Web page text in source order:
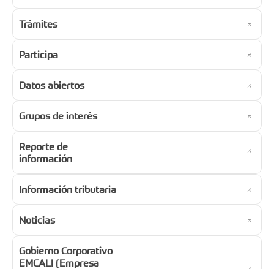
Trámites
Participa
Datos abiertos
Grupos de interés
Reporte de
información
Información tributaria
Noticias
Gobierno Corporativo
EMCALI (Empresa